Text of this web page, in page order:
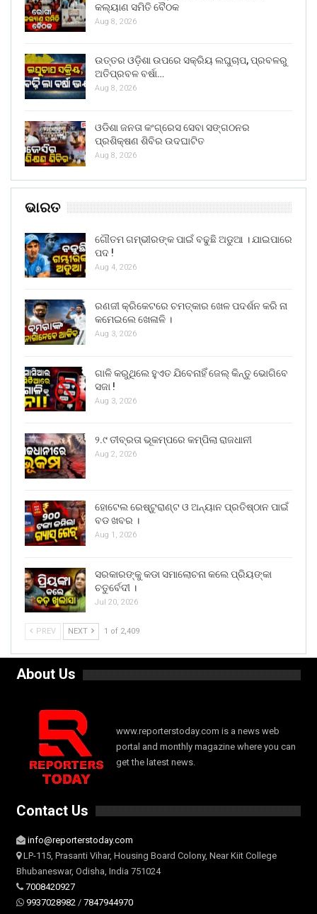
କଲ୍ୟାଣ ସମିତି ବୈଠକ
Aug 8, 2026
ଉତ୍ତର ଓଡ଼ିଶା ଉପରେ ସକ୍ରିୟ ଲଘୁଚାପ, ପ୍ରବଳରୁ
ଅତିପ୍ରବଳ ବର୍ଷା…
Aug 8, 2026
ଓଡିଶା ଜନତା କଂଗ୍ରେସ ସେବା ସଙ୍ଗଠନର
ପ୍ରଶିକ୍ଷଣ ଶିବିର ଉଦଘାଟିତ
Aug 8, 2026
ଭାରତ
ଗୌତମ ଗମ୍ଭୀରଙ୍କ ପାଇଁ ବଢୁଛି ଅଡୁଆ । ଯାଇପାରେ
ପଦ !
Aug 4, 2026
ରଣଜୀ କ୍ରିକେଟରେ ଚମତ୍କାର ଖେଳ ପଦର୍ଶନ କରି ନା
କମେଇଲେ ଖେଳାଳି ।
Aug 3, 2026
ଗାଳି କରୁଥିଲେ ହୁଏତ ଯିବେନାହିଁ ଜେଲ୍ କିନ୍ତୁ ଭୋଗିବେ
ସଜା !
Aug 3, 2026
୨.୯ ତୀବ୍ରତା ଭୂକମ୍ପରେ କମ୍ପିଲା ରାଜଧାନୀ
Aug 2, 2026
ହୋଟେଲ ରେଷ୍ଟୁରାଣ୍ଟ ଓ ଅନ୍ୟାନ ପ୍ରତିଷ୍ଠାନ ପାଇଁ
ବଡ ଖବର ।
Aug 1, 2026
ସରକାରଙ୍କୁ କଡା ସମାଲୋଚନା କଲେ ପ୍ରିୟଙ୍କା
ଚତୁର୍ବେଦୀ ।
Jul 20, 2026
PREV NEXT 1 of 2,409
About Us
www.reporterstoday.com is a news web
portal and monthly magazine where you can
get the latest news.
Contact Us
info@reporterstoday.com
LP-115, Prasanti Vihar, Housing Board Colony, Near Kiit College
Bhubaneswar, Odisha, India 751024
7008420927
9937028982 / 7847944970